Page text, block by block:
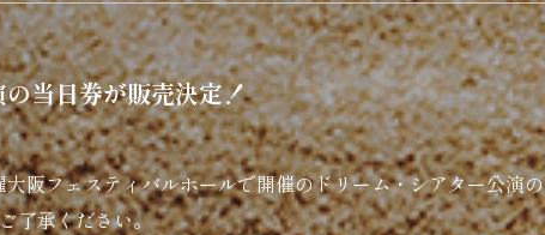
当日券が販売決定！
阪フェスティバルホールで開催のドリーム・シアター公演
了承ください。